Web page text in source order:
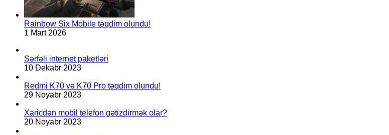
Rainbow Six Mobile təqdim olundu!
1 Mart 2026
Sərfəli internet paketləri
10 Dekabr 2023
Redmi K70 və K70 Pro təqdim olundu!
29 Noyabr 2023
Xaricdən mobil telefon gətizdirmək olar?
20 Noyabr 2023